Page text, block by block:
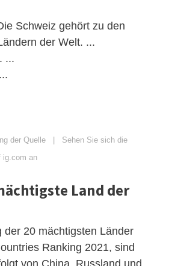
Schweiz gehört zu den
der Welt. ...
...
der Quelle | Sehen Sie sich die
ig.com an
Land der
der 20 mächtigsten Länder
Ranking 2021, sind
von China, Russland und